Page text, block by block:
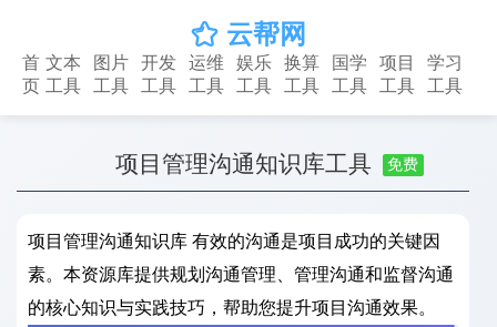
 云帮网
首
页
文本
工具
图片
工具
开发
工具
运维
工具
娱乐
工具
换算
工具
国学
工具
项目
工具
学习
工具
项目管理沟通知识库工具 免费
项目管理沟通知识库 有效的沟通是项目成功的关键因
素。本资源库提供规划沟通管理、管理沟通和监督沟通
的核心知识与实践技巧，帮助您提升项目沟通效果。